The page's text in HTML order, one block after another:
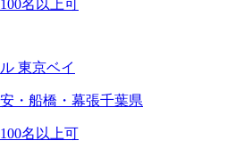
100名以上可
東京ベイ
・船橋・幕張千葉県
100名以上可